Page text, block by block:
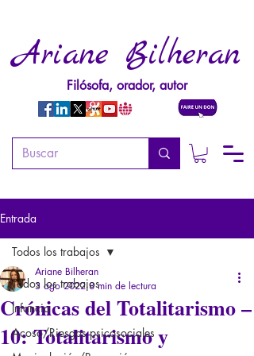
Ariane Bilheran
Filósofa, orador, autor
Entrada
Todos los trabajos
Infancia
Acoso/Riesgos psicosociales
Todos los trabajos
Crónicas del Totalitarismo –
10: Totalitarismo y
Ariane Bilheran
3 ago 2022 8 min de lectura